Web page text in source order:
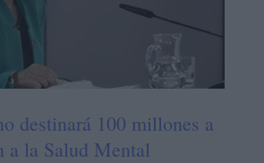
destinará 100 millones a
a la Salud Mental